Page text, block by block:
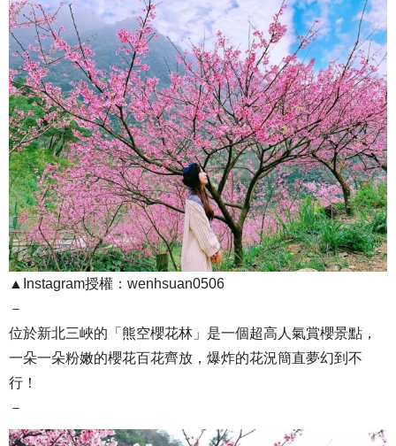
▲Instagram授權：wenhsuan0506
－
位於新北三峽的「熊空櫻花林」是一個超高人氣賞櫻景點，
一朵一朵粉嫩的櫻花百花齊放，爆炸的花況簡直夢幻到不
行！
－